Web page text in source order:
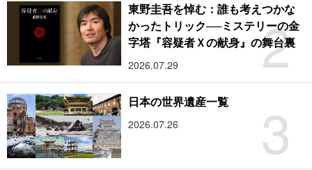
2
東野圭吾を悼む：誰も考えつかな
かったトリック──ミステリーの金
字塔『容疑者Ｘの献身』の舞台裏
2026.07.29
3
日本の世界遺産一覧
2026.07.26